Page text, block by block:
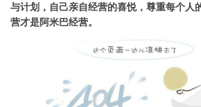
与计划，自己亲自经营的喜悦，尊重每个人
营才是阿米巴经营。